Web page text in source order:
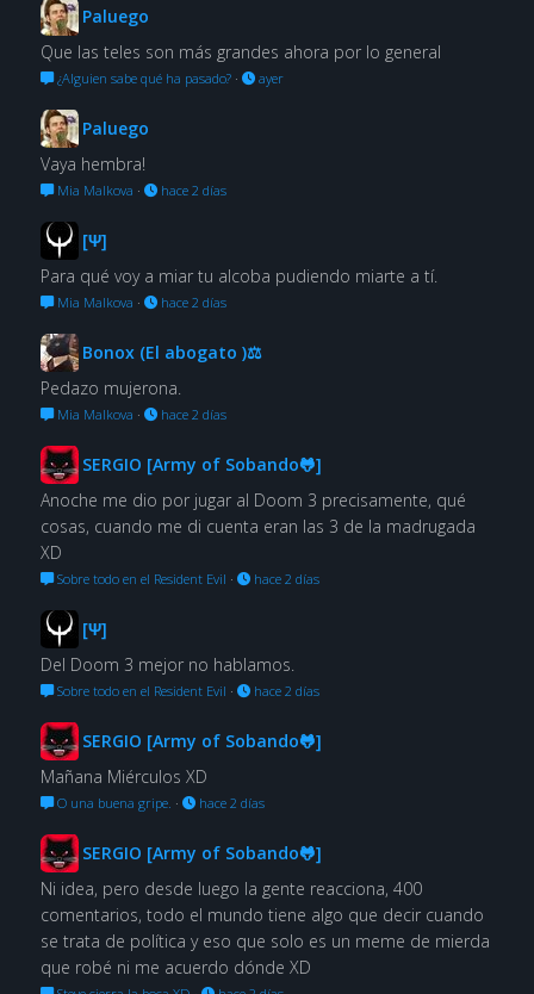
Paluego
Que las teles son más grandes ahora por lo general
¿Alguien sabe qué ha pasado?· ayer
Paluego
Vaya hembra!
Mia Malkova · hace 2 días
[Ψ]
Para qué voy a miar tu alcoba pudiendo miarte a tí.
Mia Malkova · hace 2 días
Bonox (El abogato )⚖
Pedazo mujerona.
Mia Malkova · hace 2 días
SERGIO [Army of Sobando🐸]
Anoche me dio por jugar al Doom 3 precisamente, qué
cosas, cuando me di cuenta eran las 3 de la madrugada
XD
Sobre todo en el Resident Evil · hace 2 días
[Ψ]
Del Doom 3 mejor no hablamos.
Sobre todo en el Resident Evil · hace 2 días
SERGIO [Army of Sobando🐸]
Mañana Miérculos XD
O una buena gripe. · hace 2 días
SERGIO [Army of Sobando🐸]
Ni idea, pero desde luego la gente reacciona, 400
comentarios, todo el mundo tiene algo que decir cuando
se trata de política y eso que solo es un meme de mierda
que robé ni me acuerdo dónde XD